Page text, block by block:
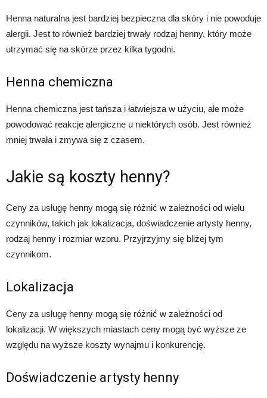
Henna naturalna jest bardziej bezpieczna dla skóry i nie powoduje
alergii. Jest to również bardziej trwały rodzaj henny, który może
utrzymać się na skórze przez kilka tygodni.
Henna chemiczna
Henna chemiczna jest tańsza i łatwiejsza w użyciu, ale może
powodować reakcje alergiczne u niektórych osób. Jest również
mniej trwała i zmywa się z czasem.
Jakie są koszty henny?
Ceny za usługę henny mogą się różnić w zależności od wielu
czynników, takich jak lokalizacja, doświadczenie artysty henny,
rodzaj henny i rozmiar wzoru. Przyjrzyjmy się bliżej tym
czynnikom.
Lokalizacja
Ceny za usługę henny mogą się różnić w zależności od
lokalizacji. W większych miastach ceny mogą być wyższe ze
względu na wyższe koszty wynajmu i konkurencję.
Doświadczenie artysty henny